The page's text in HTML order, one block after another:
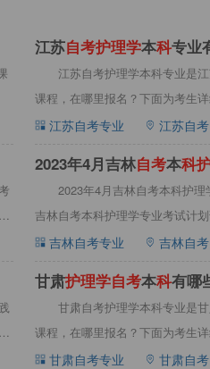
江苏自考护理学本科专业
江苏自考护理学本科专业是
课程，在哪里报名？下面为考生
学本科专
江苏自考专业 江苏自考
2023年4月吉林自考本科
2023年4月吉林自考本科护
吉林自考本科护理学专业考试计
考试吉林自考专业 吉林自考
甘肃护理学自考本科有哪
甘肃自考护理学本科专业是
课程，在哪里报名？下面为考生
学本科专
甘肃自考专业 甘肃自考